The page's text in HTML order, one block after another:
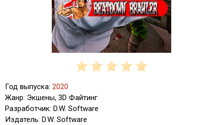
Год выпуска: 2020
Жанр: Экшены, 3D Файтинг
Разработчик: D.W. Software
Издатель: D.W. Software